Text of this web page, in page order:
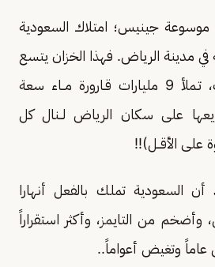
موسوعة جينيس؛ امتلاك السعودية
في مدينة الرياض. فهذا الخزان يتسع
لــــ3 مليون متر مكعب، تـملأ 9 مليارات قـارورة مــاء سعة
على سكان الرياض لــنال كل
أن السعودية تملك بالفعل أنهارا
من التايمز، وأكثر استقراراً
عاماً وتغيض أعواماً..